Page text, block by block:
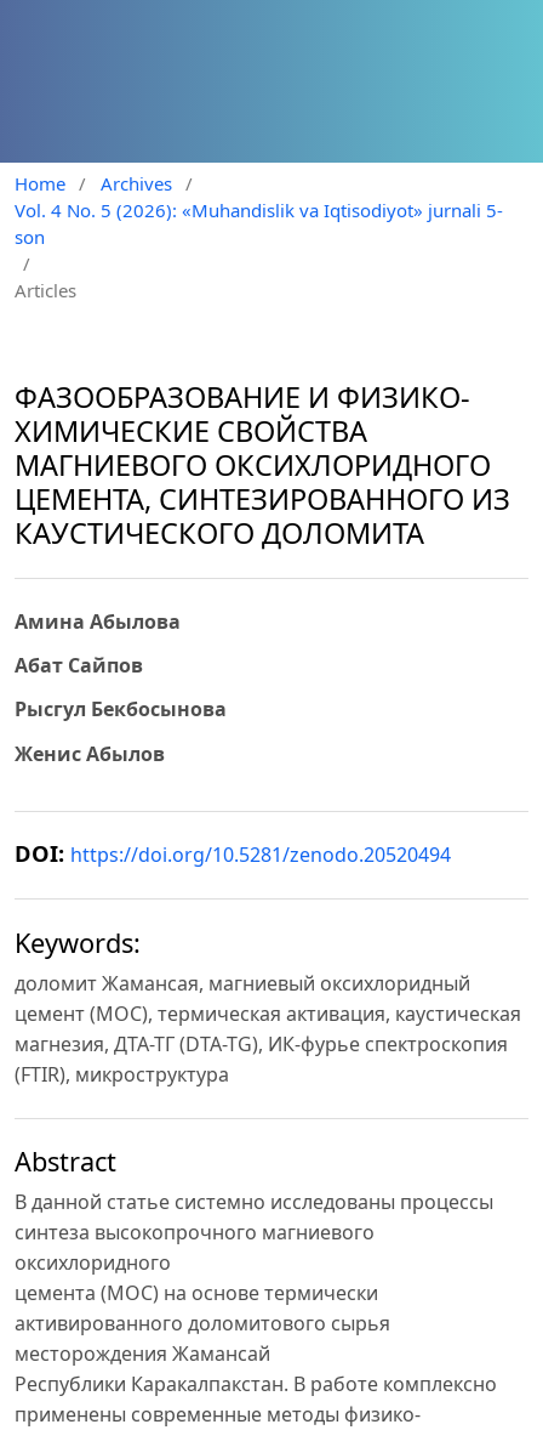
Home / Archives /
Vol. 4 No. 5 (2026): «Muhandislik va Iqtisodiyot» jurnali 5-
son
/
Articles
ФАЗООБРАЗОВАНИЕ И ФИЗИКО-
ХИМИЧЕСКИЕ СВОЙСТВА
МАГНИЕВОГО ОКСИХЛОРИДНОГО
ЦЕМЕНТА, СИНТЕЗИРОВАННОГО ИЗ
КАУСТИЧЕСКОГО ДОЛОМИТА
Амина Абылова
Абат Сайпов
Рысгул Бекбосынова
Женис Абылов
DOI: https://doi.org/10.5281/zenodo.20520494
Keywords:
доломит Жамансая, магниевый оксихлоридный
цемент (MOC), термическая активация, каустическая
магнезия, ДТА-ТГ (DTA-TG), ИК-фурье спектроскопия
(FTIR), микроструктура
Abstract
В данной статье системно исследованы процессы
синтеза высокопрочного магниевого
оксихлоридного
цемента (MOC) на основе термически
активированного доломитового сырья
месторождения Жамансай
Республики Каракалпакстан. В работе комплексно
применены современные методы физико-